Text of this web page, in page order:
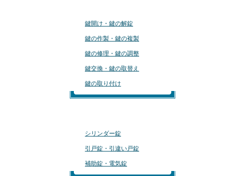
鍵開け・鍵の解錠
鍵の作製・鍵の複製
鍵の修理・鍵の調整
鍵交換・鍵の取替え
鍵の取り付け
シリンダー錠
引戸錠・引違い戸錠
補助錠・電気錠